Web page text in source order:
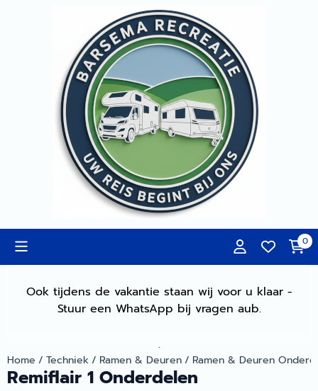
Cookievoorkeuren zijn momenteel gesloten.
0
Ook tijdens de vakantie staan wij voor u klaar -
Stuur een WhatsApp bij vragen aub.
.
Home / Techniek/ Ramen & Deuren/ Ramen & Deuren
Remiflair 1 Onderdelen